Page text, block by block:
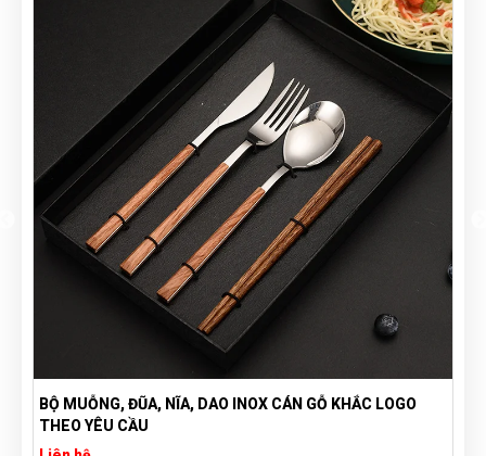
ĐŨA, NĨA, DAO INOX CÁN GỖ KHẮC LOGO
YÊU CẦU
TÚI GIỮ